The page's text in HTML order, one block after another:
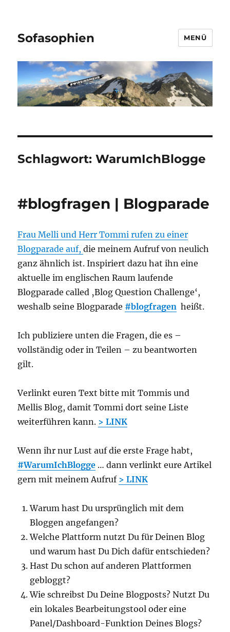
Sofasophien MENÜ
Schlagwort:WarumIchBlogge
#blogfragen | Blogparade
Frau Melli und Herr Tommi rufen zu einer
Blogparade auf,die meinem Aufruf von neulich
ganz ähnlich ist. Inspiriert dazu hat ihn eine
aktuelle im englischen Raum laufende
Blogparade called ‚Blog Question Challenge‘,
weshalb seine Blogparade #blogfragen heißt.
Ich publiziere unten die Fragen, die es –
vollständig oder in Teilen – zu beantworten
gilt.
Verlinkt euren Text bitte mit Tommis und
Mellis Blog, damit Tommi dort seine Liste
weiterführen kann. > LINK
Wenn ihr nur Lust auf die erste Frage habt,
#WarumIchBlogge … dann verlinkt eure Artikel
gern mit meinem Aufruf > LINK
Warum hast Du ursprünglich mit dem
Bloggen angefangen?
Welche Plattform nutzt Du für Deinen Blog
und warum hast Du Dich dafür entschieden?
Hast Du schon auf anderen Plattformen
gebloggt?
Wie schreibst Du Deine Blogposts? Nutzt Du
ein lokales Bearbeitungstool oder eine
Panel/Dashboard-Funktion Deines Blogs?